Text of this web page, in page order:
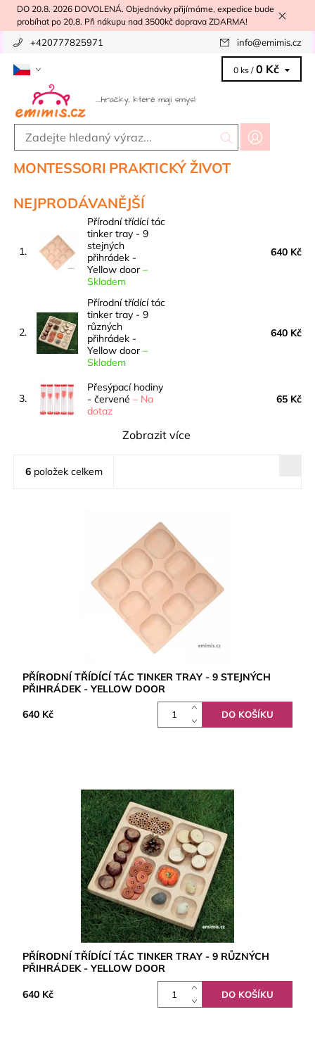
DO 20.8. 2026 DOVOLENÁ. Objednávky přijímáme, expedice bude
probíhat po 20.8. Při nákupu nad 3500kč doprava ZDARMA!
+420777825971 info@emimis.cz
0 ks / 0 Kč
MONTESSORI PRAKTICKÝ ŽIVOT
NEJPRODÁVANĚJŠÍ
1.
Přírodní třídící tác
tinker tray - 9
stejných
přihrádek -
Yellow door –
Skladem
640 Kč
2.
Přírodní třídící tác
tinker tray - 9
různých
přihrádek -
Yellow door –
Skladem
640 Kč
3.
Přesýpací hodiny
- červené – Na
dotaz
65 Kč
Zobrazit více
6 položek celkem
PŘÍRODNÍ TŘÍDÍCÍ TÁC TINKER TRAY - 9 STEJNÝCH
PŘIHRÁDEK - YELLOW DOOR
640 Kč
PŘÍRODNÍ TŘÍDÍCÍ TÁC TINKER TRAY - 9 RŮZNÝCH
PŘIHRÁDEK - YELLOW DOOR
640 Kč